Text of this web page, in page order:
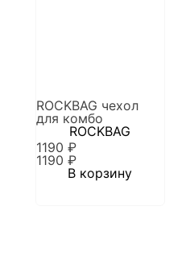
ROCKBAG чехол
для комбо
ROCKBAG
1190 ₽
1190 ₽
В корзину